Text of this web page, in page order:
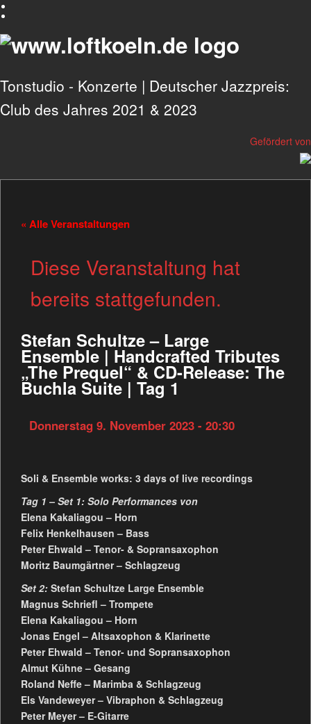
Tonstudio - Konzerte | Deutscher Jazzpreis:
Club des Jahres 2021 & 2023
Gefördert von
« Alle Veranstaltungen
Diese Veranstaltung hat
bereits stattgefunden.
Stefan Schultze – Large
Ensemble | Handcrafted Tributes
„The Prequel“ & CD-Release: The
Buchla Suite | Tag 1
Donnerstag 9. November 2023 - 20:30
Soli & Ensemble works: 3 days of live recordings
Tag 1 – Set 1: Solo Performances von
Elena Kakaliagou – Horn
Felix Henkelhausen – Bass
Peter Ehwald – Tenor- & Sopransaxophon
Moritz Baumgärtner – Schlagzeug
Set 2:Stefan Schultze Large Ensemble
Magnus Schriefl – Trompete
Elena Kakaliagou – Horn
Jonas Engel – Altsaxophon & Klarinette
Peter Ehwald – Tenor- und Sopransaxophon
Almut Kühne – Gesang
Roland Neffe – Marimba & Schlagzeug
Els Vandeweyer – Vibraphon & Schlagzeug
Peter Meyer – E-Gitarre